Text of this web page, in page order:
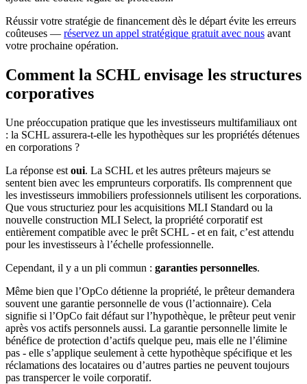
Réussir votre stratégie de financement dès le départ évite les erreurs
coûteuses — réservez un appel stratégique gratuit avec nous avant
votre prochaine opération.
Comment la SCHL envisage les structures
corporatives
Une préoccupation pratique que les investisseurs multifamiliaux ont
: la SCHL assurera-t-elle les hypothèques sur les propriétés détenues
en corporations ?
La réponse est oui. La SCHL et les autres prêteurs majeurs se
sentent bien avec les emprunteurs corporatifs. Ils comprennent que
les investisseurs immobiliers professionnels utilisent les corporations.
Que vous structuriez pour les acquisitions MLI Standard ou la
nouvelle construction MLI Select, la propriété corporatif est
entièrement compatible avec le prêt SCHL - et en fait, c’est attendu
pour les investisseurs à l’échelle professionnelle.
Cependant, il y a un pli commun : garanties personnelles.
Même bien que l’OpCo détienne la propriété, le prêteur demandera
souvent une garantie personnelle de vous (l’actionnaire). Cela
signifie si l’OpCo fait défaut sur l’hypothèque, le prêteur peut venir
après vos actifs personnels aussi. La garantie personnelle limite le
bénéfice de protection d’actifs quelque peu, mais elle ne l’élimine
pas - elle s’applique seulement à cette hypothèque spécifique et les
réclamations des locataires ou d’autres parties ne peuvent toujours
pas transpercer le voile corporatif.